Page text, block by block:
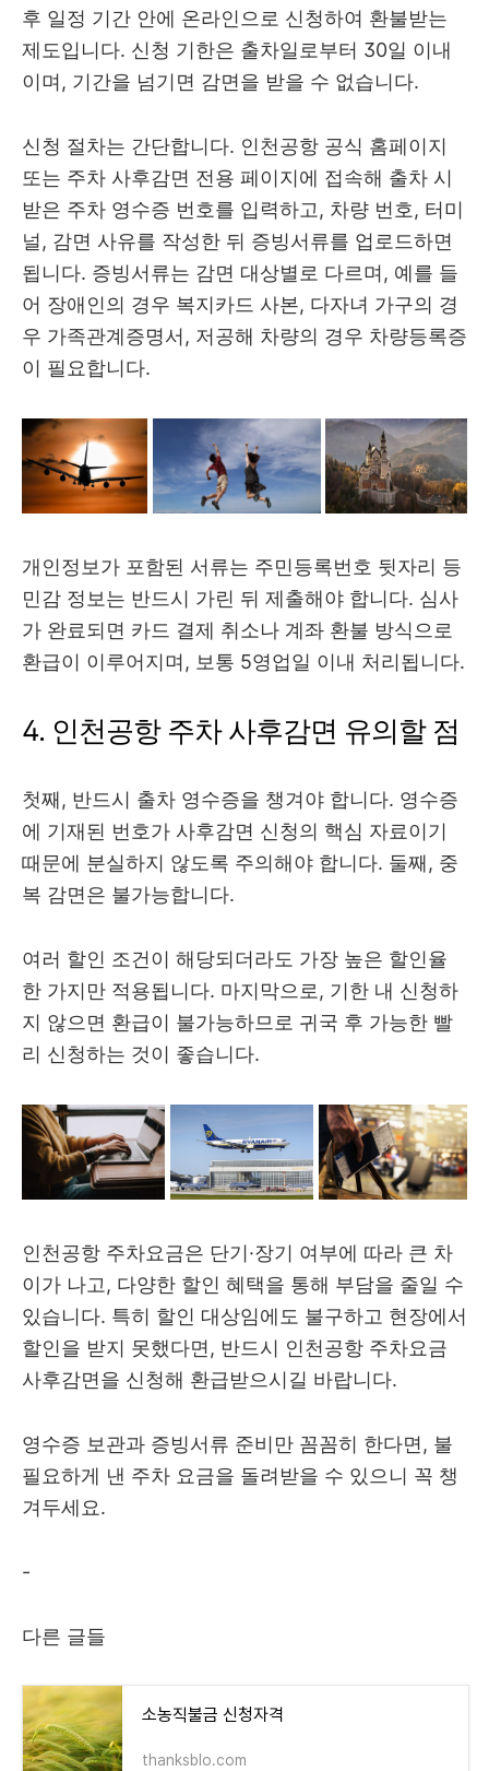
후 일정 기간 안에 온라인으로 신청하여 환불받는
제도입니다. 신청 기한은 출차일로부터 30일 이내
이며, 기간을 넘기면 감면을 받을 수 없습니다.
신청 절차는 간단합니다. 인천공항 공식 홈페이지
또는 주차 사후감면 전용 페이지에 접속해 출차 시
받은 주차 영수증 번호를 입력하고, 차량 번호, 터미
널, 감면 사유를 작성한 뒤 증빙서류를 업로드하면
됩니다. 증빙서류는 감면 대상별로 다르며, 예를 들
어 장애인의 경우 복지카드 사본, 다자녀 가구의 경
우 가족관계증명서, 저공해 차량의 경우 차량등록증
이 필요합니다.
개인정보가 포함된 서류는 주민등록번호 뒷자리 등
민감 정보는 반드시 가린 뒤 제출해야 합니다. 심사
가 완료되면 카드 결제 취소나 계좌 환불 방식으로
환급이 이루어지며, 보통 5영업일 이내 처리됩니다.
4. 인천공항 주차 사후감면 유의할 점
첫째, 반드시 출차 영수증을 챙겨야 합니다. 영수증
에 기재된 번호가 사후감면 신청의 핵심 자료이기
때문에 분실하지 않도록 주의해야 합니다. 둘째, 중
복 감면은 불가능합니다.
여러 할인 조건이 해당되더라도 가장 높은 할인율
한 가지만 적용됩니다. 마지막으로, 기한 내 신청하
지 않으면 환급이 불가능하므로 귀국 후 가능한 빨
리 신청하는 것이 좋습니다.
인천공항 주차요금은 단기·장기 여부에 따라 큰 차
이가 나고, 다양한 할인 혜택을 통해 부담을 줄일 수
있습니다. 특히 할인 대상임에도 불구하고 현장에서
할인을 받지 못했다면, 반드시 인천공항 주차요금
사후감면을 신청해 환급받으시길 바랍니다.
영수증 보관과 증빙서류 준비만 꼼꼼히 한다면, 불
필요하게 낸 주차 요금을 돌려받을 수 있으니 꼭 챙
겨두세요.
-
다른 글들
소농직불금 신청자격
thanksblo.com